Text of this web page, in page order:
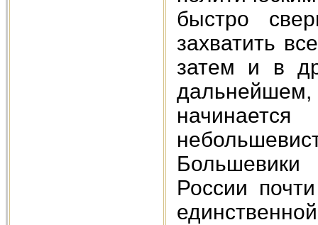
быстро
захватить
затем и в
России